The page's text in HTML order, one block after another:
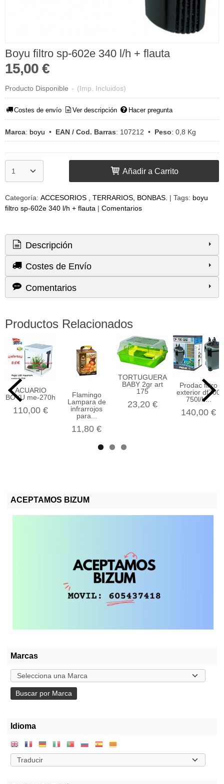
ACEPTAMOS BIZUM
Marcas
Idioma
Boyu filtro sp-602e 340 l/h + flauta
15,00 €
Producto Disponible - (Imp. Incluidos)
Costes de envío Ver descripción Hacer pregunta
Marca: boyu • EAN / Cod. Barras: 107212 • Peso: 0,8 Kg
Añadir a Carrito
Categoría: ACCESORIOS , TERRARIOS, BONBAS. | Tags: boyu
filtro sp-602e 340 l/h + flauta | Comentarios
Descripción
Costes de Envío
Comentarios
Productos Relacionados
ACUARIO
BOYU me-270h
110,00 €
Flamingo
Lampara de
infrarrojos
para...
11,80 €
TORTUGUERA
BABY 2gr art
175
23,20 €
Prodac filtro
exterior df700
750l/h...
140,00 €